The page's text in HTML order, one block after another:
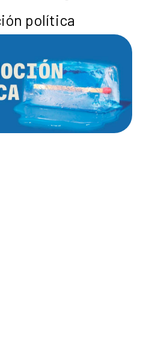
política